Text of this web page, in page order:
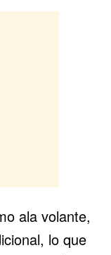
ala volante,
lo que